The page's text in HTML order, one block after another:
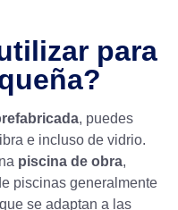
para
, puedes
e incluso de vidrio.
piscina de obra,
piscinas generalmente
se adaptan a las